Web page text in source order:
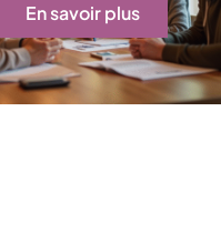
En savoir plus